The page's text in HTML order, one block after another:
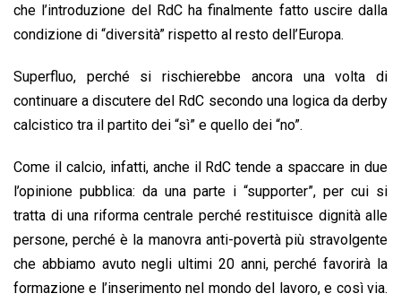
che l’introduzione del RdC ha finalmente fatto uscire dalla
condizione di “diversità” rispetto al resto dell’Europa.
Superfluo, perché si rischierebbe ancora una volta di
continuare a discutere del RdC secondo una logica da derby
calcistico tra il partito dei “sì” e quello dei “no”.
Come il calcio, infatti, anche il RdC tende a spaccare in due
l’opinione pubblica: da una parte i “supporter”, per cui si
tratta di una riforma centrale perché restituisce dignità alle
persone, perché è la manovra anti-povertà più stravolgente
che abbiamo avuto negli ultimi 20 anni, perché favorirà la
formazione e l’inserimento nel mondo del lavoro, e così via.